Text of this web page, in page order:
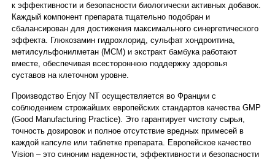
к эффективности и безопасности биологически активных добавок.
Каждый компонент препарата тщательно подобран и
сбалансирован для достижения максимального синергетического
эффекта. Глюкозамин гидрохлорид, сульфат хондроитина,
метилсульфонилметан (МСМ) и экстракт бамбука работают
вместе, обеспечивая всестороннюю поддержку здоровья
суставов на клеточном уровне.
Производство Enjoy NT осуществляется во Франции с
соблюдением строжайших европейских стандартов качества GMP
(Good Manufacturing Practice). Это гарантирует чистоту сырья,
точность дозировок и полное отсутствие вредных примесей в
каждой капсуле или таблетке препарата. Европейское качество
Vision – это синоним надежности, эффективности и безопасности